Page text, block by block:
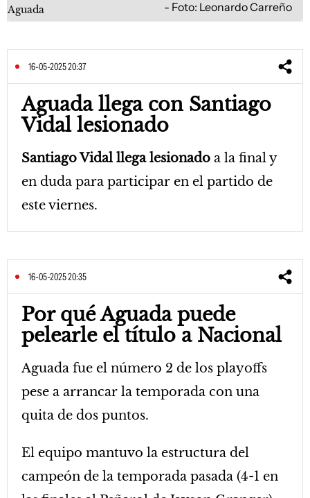
Aguada Foto: Leonardo Carreño
16-05-2025 20:37
Aguada llega con Santiago
Vidal lesionado
Santiago Vidal llega lesionado a la final y
en duda para participar en el partido de
este viernes.
16-05-2025 20:35
Por qué Aguada puede
pelearle el título a Nacional
Aguada fue el número 2 de los playoffs
pese a arrancar la temporada con una
quita de dos puntos.
El equipo mantuvo la estructura del
campeón de la temporada pasada (4-1 en